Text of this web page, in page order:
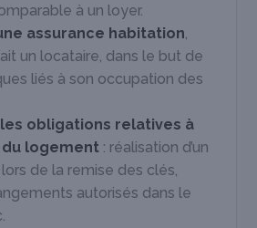
à un loyer.
assurance habitation,
un locataire, dans le but de
liés à son occupation des
obligations relatives à
du logement : réalisation d’un
de la remise des clés,
autorisés dans le